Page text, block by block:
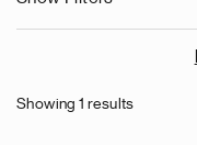
Showing 1 results